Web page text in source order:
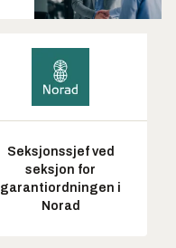
Seksjonssjef ved
seksjon for
garantiordningen i
Norad